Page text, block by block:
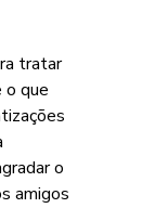
tratar
o que
o
amigos